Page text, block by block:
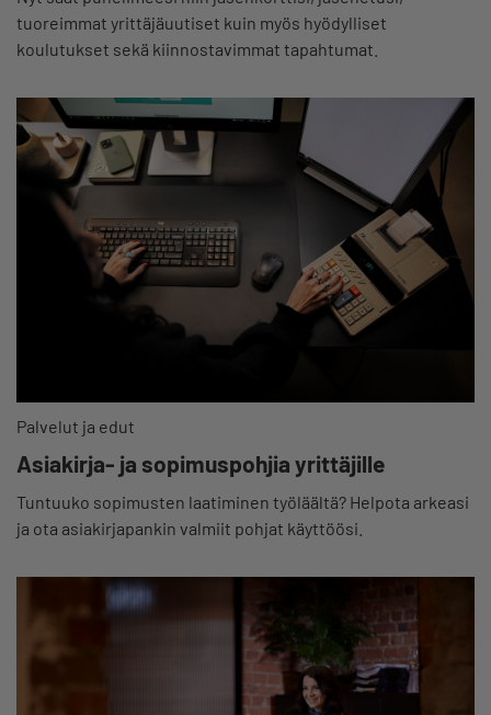
tuoreimmat yrittäjäuutiset kuin myös hyödylliset
koulutukset sekä kiinnostavimmat tapahtumat.
Palvelut ja edut
Asiakirja- ja sopimuspohjia yrittäjille
Tuntuuko sopimusten laatiminen työläältä? Helpota arkeasi
ja ota asiakirjapankin valmiit pohjat käyttöösi.